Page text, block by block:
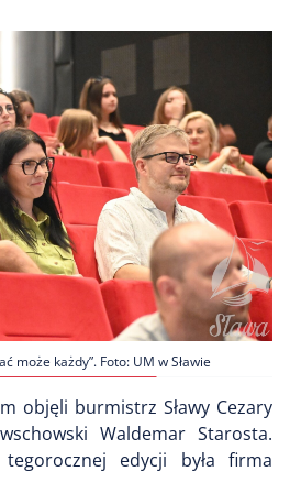
może każdy”. Foto: UM w Sławie
objęli burmistrz Sławy Cezary
Waldemar Starosta.
tegorocznej edycji była firma